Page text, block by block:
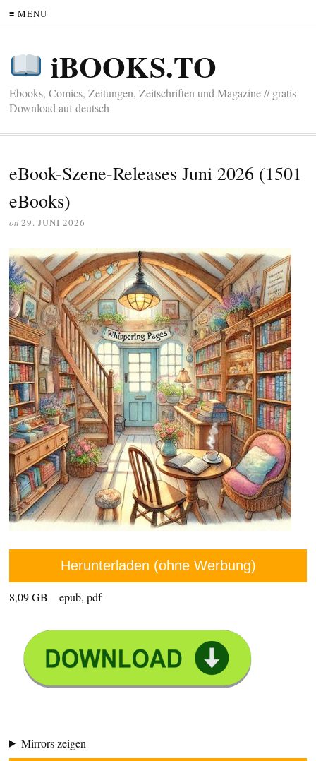
≡ MENU
iBOOKS.TO
Ebooks, Comics, Zeitungen, Zeitschriften und Magazine // gratis
Download auf deutsch
eBook-Szene-Releases Juni 2026 (1501
eBooks)
on 29. JUNI 2026
Herunterladen (ohne Werbung)
8,09 GB – epub, pdf
Mirrors zeigen